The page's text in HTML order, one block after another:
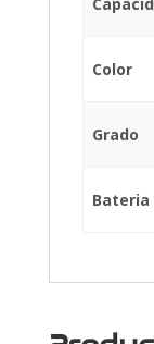
Color
Grado
Bateria